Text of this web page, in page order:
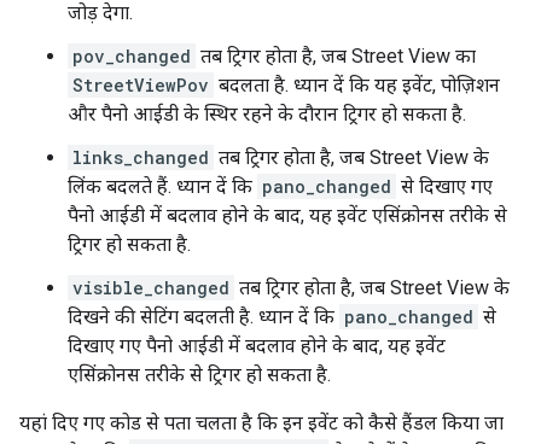
जोड़ देगा.
pov_changed तब ट्रिगर होता है, जब Street View का
StreetViewPov बदलता है. ध्यान दें कि यह इवेंट, पोज़िशन
और पैनो आईडी के स्थिर रहने के दौरान ट्रिगर हो सकता है.
links_changed तब ट्रिगर होता है, जब Street View के
लिंक बदलते हैं. ध्यान दें कि pano_changed से दिखाए गए
पैनो आईडी में बदलाव होने के बाद, यह इवेंट एसिंक्रोनस तरीके से
ट्रिगर हो सकता है.
visible_changed तब ट्रिगर होता है, जब Street View के
दिखने की सेटिंग बदलती है. ध्यान दें कि pano_changed से
दिखाए गए पैनो आईडी में बदलाव होने के बाद, यह इवेंट
एसिंक्रोनस तरीके से ट्रिगर हो सकता है.
यहां दिए गए कोड से पता चलता है कि इन इवेंट को कैसे हैंडल किया जा